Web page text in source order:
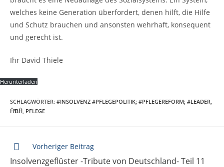
welches keine Generation überfordert, denen hilft, die Hilfe
und Schutz brauchen und ansonsten wehrhaft, konsequent
und gerecht ist.
Ihr David Thiele
Herunterladen
SCHLAGWÖRTER: #INSOLVENZ #PFLEGEPOLITIK; #PFLEGEREFORM; #LEADER,
ĤƁĤ, PFLEGE
Vorheriger Beitrag
Insolvenzgeflüster -Tribute von Deutschland- Teil 11